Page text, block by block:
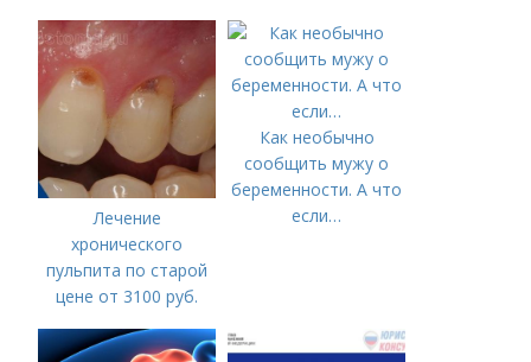
ребенку?
Лечение
хронического
пульпита по старой
цене от 3100 руб.
цена
Как необычно
сообщить мужу о
беременности. А что
если…